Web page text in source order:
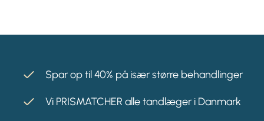
Spar op til 40% på især større behandlinger
Vi PRISMATCHER alle tandlæger i Danmark